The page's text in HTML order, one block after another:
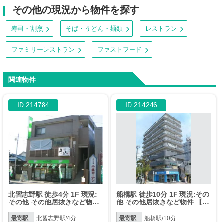
その他の現況から物件を探す
寿司・割烹 そば・うどん・麺類 レストラン
ファミリーレストラン ファストフード
関連物件
ID 214784
北習志野駅 徒歩4分 1F 現況:
その他 その他居抜きなど物件
最寄駅 北習志野駅/4分
ID 214246
船橋駅 徒歩10分 1F 現況:その
他 その他居抜きなど物件 【飲
最寄駅 船橋駅/10分